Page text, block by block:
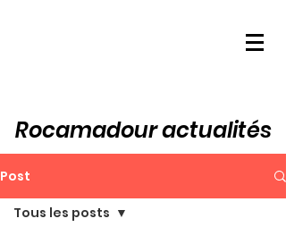
Rocamadour actualités
Post
Tous les posts